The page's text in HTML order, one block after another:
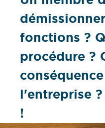
fonctions ?
procédure ?
l'entreprise
!